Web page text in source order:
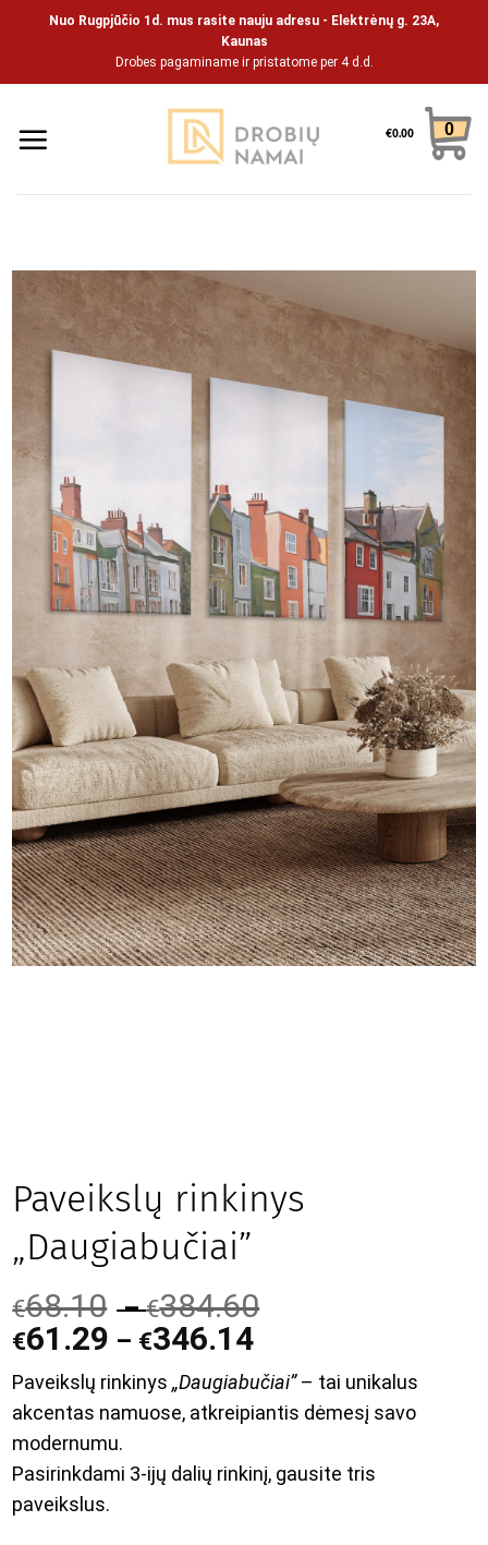
Nuo Rugpjūčio 1d. mus rasite nauju adresu - Elektrėnų g. 23A,
Kaunas
Drobes pagaminame ir pristatome per 4 d.d.
€0.00 0
Paveikslų rinkinys
„Daugiabučiai”
€68.10 –€384.60
€61.29 – €346.14
Paveikslų rinkinys„Daugiabučiai”– tai unikalus
akcentas namuose, atkreipiantis dėmesį savo
modernumu.
Pasirinkdami 3-ijų dalių rinkinį, gausite tris
paveikslus.